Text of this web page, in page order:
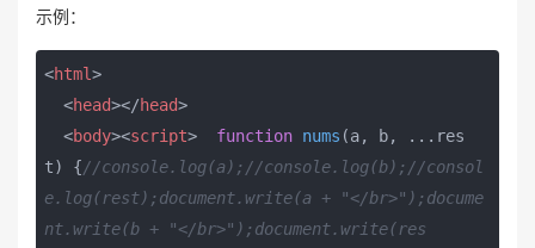
示例：
<html>
<head></head>
<body><script> function nums (a, b, ...res
t) {//console.log(a);//console.log(b);//consol
e.log(rest);document.write(a + "</br>");docume
nt.write(b + "</br>");document.write(res